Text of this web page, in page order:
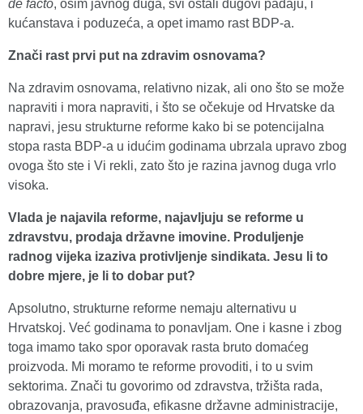
de facto, osim javnog duga, svi ostali dugovi padaju, i
kućanstava i poduzeća, a opet imamo rast BDP-a.
Znači rast prvi put na zdravim osnovama?
Na zdravim osnovama, relativno nizak, ali ono što se može
napraviti i mora napraviti, i što se očekuje od Hrvatske da
napravi, jesu strukturne reforme kako bi se potencijalna
stopa rasta BDP-a u idućim godinama ubrzala upravo zbog
ovoga što ste i Vi rekli, zato što je razina javnog duga vrlo
visoka.
Vlada je najavila reforme, najavljuju se reforme u
zdravstvu, prodaja državne imovine. Produljenje
radnog vijeka izaziva protivljenje sindikata. Jesu li to
dobre mjere, je li to dobar put?
Apsolutno, strukturne reforme nemaju alternativu u
Hrvatskoj. Već godinama to ponavljam. One i kasne i zbog
toga imamo tako spor oporavak rasta bruto domaćeg
proizvoda. Mi moramo te reforme provoditi, i to u svim
sektorima. Znači tu govorimo od zdravstva, tržišta rada,
obrazovanja, pravosuđa, efikasne državne administracije,